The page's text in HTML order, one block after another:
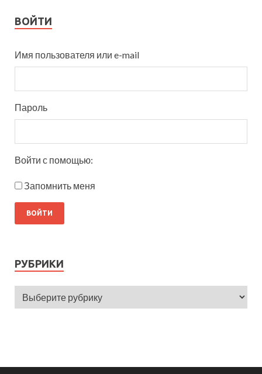
ВОЙТИ
Имя пользователя или e-mail
Пароль
Войти с помощью:
Запомнить меня
РУБРИКИ